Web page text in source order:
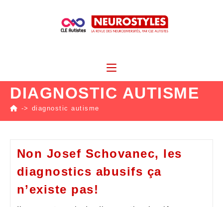
DIAGNOSTIC AUTISME
-> diagnostic autisme
Non Josef Schovanec, les
diagnostics abusifs ça
n’existe pas!